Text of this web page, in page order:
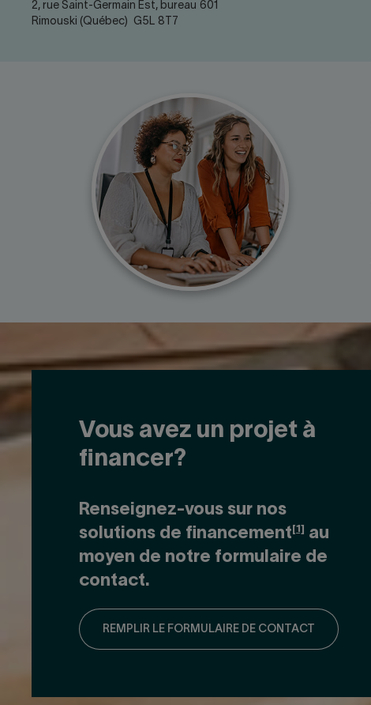
2, rue Saint-Germain Est, bureau 601
Rimouski (Québec) G5L 8T7
Vous avez un projet à
financer?
Renseignez-vous sur nos
solutions de financement [1]
au
moyen de notre formulaire de
contact.
REMPLIR LE FORMULAIRE DE CONTACT